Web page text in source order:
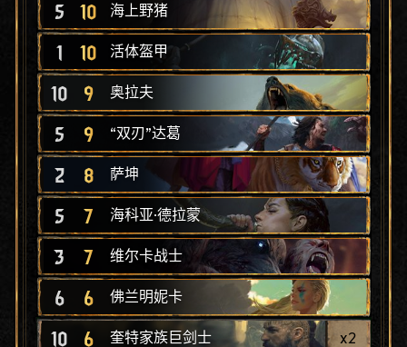
5 10 海上野猪
1 10 活体盔甲
10 9 奥拉夫
5 9 “双刃”达葛
2 8 萨坤
5 7 海科亚·德拉蒙
3 7 维尔卡战士
6 6 佛兰明妮卡
10 6 奎特家族巨剑士 x2